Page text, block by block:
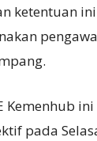
ketentuan
Kemenhub
pada